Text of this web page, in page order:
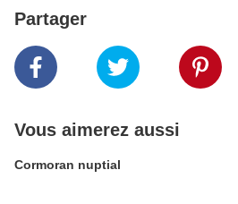
Partager
Vous aimerez aussi
Cormoran nuptial